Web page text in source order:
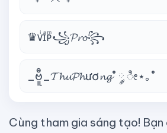
♛ᴠͥɪͣᴘͫ꧁𝓟𝓻𝓸꧂
_ဗီူ_𝓣𝓱𝓾𝓟𝓱ươ𝓷𝓰˚ ༘ ೀ⋆｡˚
Cùng tham gia sáng tạo!